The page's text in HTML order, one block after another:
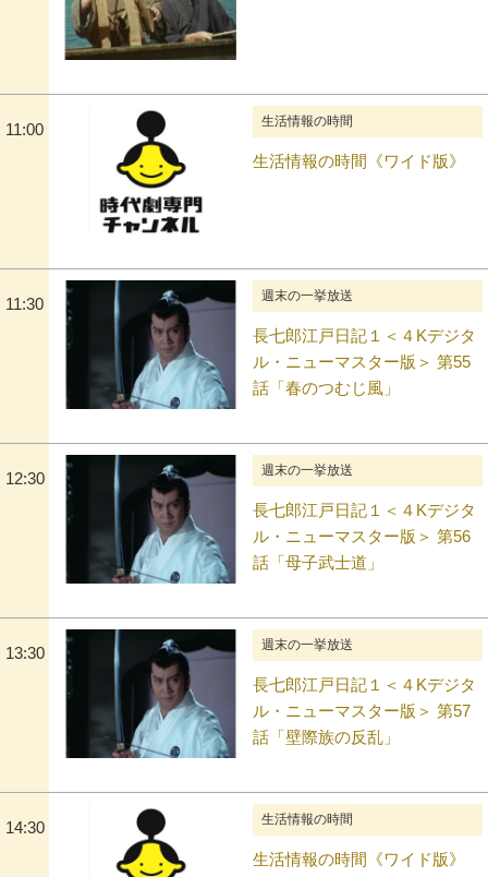
11:00 生活情報の時間
生活情報の時間《ワイド版》
11:30 週末の一挙放送
長七郎江戸日記１＜４Kデジタ
ル・ニューマスター版＞ 第55
話「春のつむじ風」
12:30 週末の一挙放送
長七郎江戸日記１＜４Kデジタ
ル・ニューマスター版＞ 第56
話「母子武士道」
13:30 週末の一挙放送
長七郎江戸日記１＜４Kデジタ
ル・ニューマスター版＞ 第57
話「壁際族の反乱」
14:30 生活情報の時間
生活情報の時間《ワイド版》